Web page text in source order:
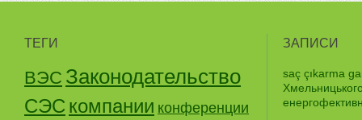
ТЕГИ
ВЭС Законодательство
СЭС компании конференции
ЗАПИСИ
saç çıkarma